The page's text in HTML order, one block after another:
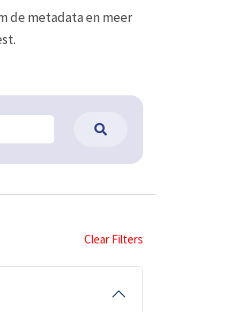
de metadata en meer
Clear Filters